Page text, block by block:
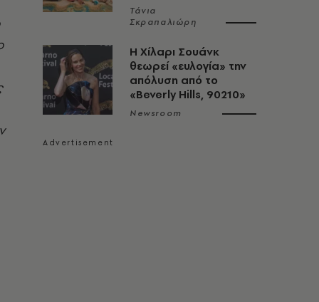
Τάνια
Σκραπαλιώρη
Η Χίλαρι Σουάνκ
θεωρεί «ευλογία» την
απόλυση από το
«Beverly Hills, 90210»
Newsroom